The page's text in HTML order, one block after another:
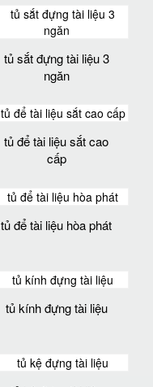
tủ sắt đựng tài liệu 3
ngăn
tủ để tài liệu sắt cao
cấp
tủ để tài liệu hòa phát
tủ kính đựng tài liệu